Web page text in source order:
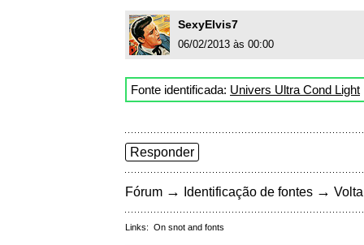
SexyElvis7
06/02/2013 às 00:00
Fonte identificada: Univers Ultra Cond Light
Responder
Fórum → Identificação de fontes →
Links: On snot and fonts